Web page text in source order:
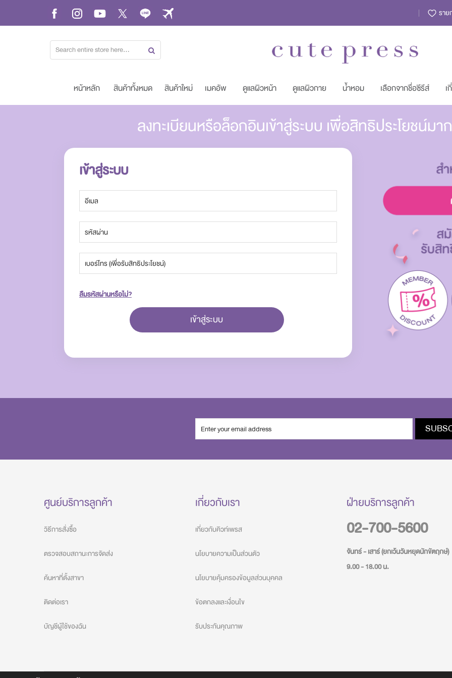
ราย
Skip
Content
หน้าหลัก สินค้าทั้งหมด สินค้าใหม่ เมคอัพ ดูแลผิวหน้า ดูแลผิวกาย น้ำหอม เลือกจากชื่อซีรีส์
ลงทะเบียนหรือล็อกอินเข้าสู่ระบบ เพื่อสิทธิประโยชน์
เข้าสู่ระบบ
ลืมรหัสผ่านหรือไม่?
เข้าสู่ระบบ
ศูนย์บริการลูกค้า
วิธีการสั่งซื้อ
ตรวจสอบสถานะการจัดส่ง
ค้นหาที่ตั้งสาขา
ติดต่อเรา
บัญชีผู้ใช้ของฉัน
เกี่ยวกับเรา
เกี่ยวกับคิวท์เพรส
นโยบายความเป็นส่วนตัว
นโยบายคุ้มครองข้อมูลส่วนบุคคล
ข้อตกลงและเงื่อนไข
รับประกันคุณภาพ
ฝ่ายบริการลูกค้า
02-700-5600
จันทร์ - เสาร์ (ยกเว้นวันหยุดนักขัตฤกษ์)
9.00 - 18.00 น.